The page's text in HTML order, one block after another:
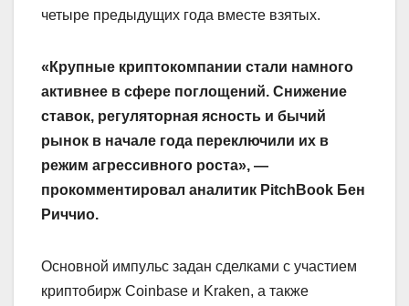
четыре предыдущих года вместе взятых.
«Крупные криптокомпании стали намного
активнее в сфере поглощений. Снижение
ставок, регуляторная ясность и бычий
рынок в начале года переключили их в
режим агрессивного роста», —
прокомментировал аналитик PitchBook Бен
Риччио.
Основной импульс задан сделками с участием
криптобирж Coinbase и Kraken, а также